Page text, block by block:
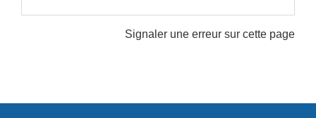
Signaler une erreur sur cette page